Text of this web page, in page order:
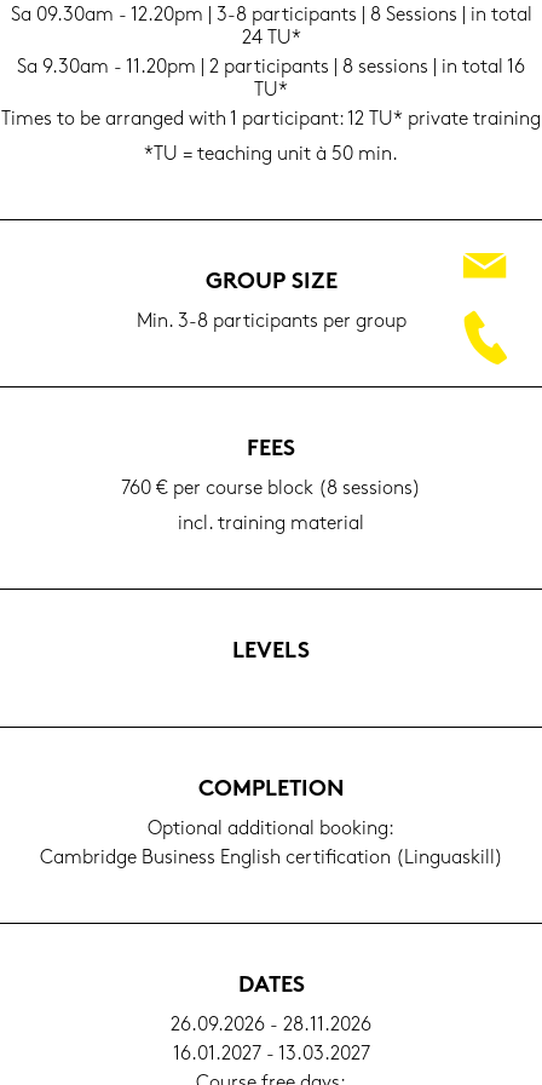
Sa 09.30am - 12.20pm | 3-8 par­ti­ci­pants | 8 Ses­si­ons | in total
24 TU*
Sa 9.30am - 11.20pm | 2 par­ti­ci­pants | 8 ses­si­ons | in total 16
TU*
Times to be ar­ran­ged with 1 par­ti­ci­pant: 12 TU* pri­va­te trai­ning
*TU = tea­ching unit à 50 min.
GROUP SIZE
Min. 3-8 par­ti­ci­pants per group
FEES
760 € per cour­se block (8 ses­si­ons)
incl. trai­ning ma­te­ri­al
LE­VELS
COM­PLE­TI­ON
Op­tio­nal ad­di­tio­nal boo­king:
Cam­bridge Busi­ness Eng­lish cer­ti­fi­ca­ti­on (Lin­guas­kill)
DATES
26.09.2026 - 28.11.2026
16.01.2027 - 13.03.2027